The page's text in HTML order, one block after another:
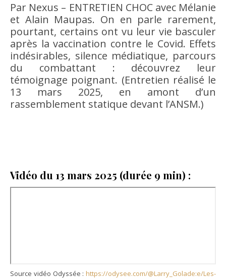
Par Nexus – ENTRETIEN CHOC avec Mélanie
et Alain Maupas. On en parle rarement,
pourtant, certains ont vu leur vie basculer
après la vaccination contre le Covid. Effets
indésirables, silence médiatique, parcours
du combattant : découvrez leur
témoignage poignant. (Entretien réalisé le
13 mars 2025, en amont d’un
rassemblement statique devant l’ANSM.)
Vidéo du 13 mars 2025 (durée 9 min) :
Source vidéo Odyssée : https://odysee.com/@Larry_Golade:e/Les-